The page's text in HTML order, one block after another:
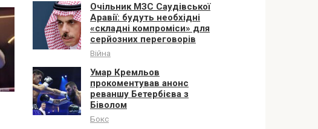
Очільник МЗС Саудівської
Аравії: будуть необхідні
«складні компроміси» для
серйозних переговорів
Війна
Умар Кремльов
прокоментував анонс
реваншу Бетербієва з
Біволом
Бокс